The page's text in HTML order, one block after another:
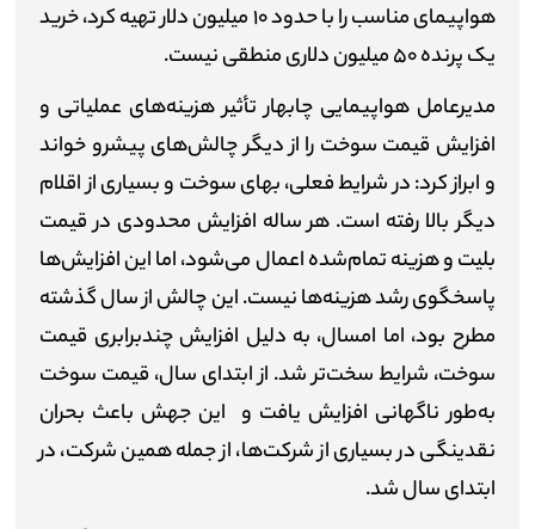
هواپیمای مناسب را با حدود ۱۰ میلیون دلار تهیه کرد، خرید
یک پرنده ۵۰ میلیون دلاری منطقی نیست.
مدیرعامل هواپیمایی چابهار تأثیر هزینه‌های عملیاتی و
افزایش قیمت سوخت را از دیگر چالش‌های پیشرو خواند
و ابراز کرد: در شرایط فعلی، بهای سوخت و بسیاری از اقلام
دیگر بالا رفته است. هر ساله افزایش محدودی در قیمت
بلیت و هزینه تمام‌شده اعمال می‌شود، اما این افزایش‌ها
پاسخگوی رشد هزینه‌ها نیست. این چالش از سال گذشته
مطرح بود، اما امسال، به دلیل افزایش چندبرابری قیمت
سوخت، شرایط سخت‌تر شد. از ابتدای سال، قیمت سوخت
به‌طور ناگهانی افزایش یافت و این جهش باعث بحران
نقدینگی در بسیاری از شرکت‌ها، از جمله همین شرکت، در
ابتدای سال شد.